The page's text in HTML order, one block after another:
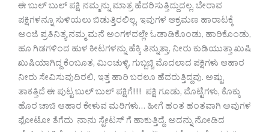
ಈ ಬುಲ್ ಬುಲ್ ಪಕ್ಷಿ ನಮ್ಮನ್ನು ಮಾತ್ರ ಹೆದರಿಸುತ್ತಿದ್ದುದಲ್ಲ, ಬೇರಾವ
ಪಕ್ಷಿಗಳನ್ನೂ ಸುಳಿಯಲು ಬಿಡುತ್ತಿರಲಿಲ್ಲ. ಇವುಗಳ ಆಕ್ರಮಣ ಹಾರಾಟಕ್ಕೆ
ಅಂಜಿ ಪ್ರತಿನಿತ್ಯ ನಮ್ಮ ಮನೆ ಅಂಗಳದಲ್ಲೇ ಓಡಾಡಿಕೊಂಡು, ಹಾರಿಕೊಂಡು,
ಹೂ ಗಿಡಗಳಿಂದ ಹುಳ ಕೀಟಗಳನ್ನು ಹೆಕ್ಕಿ ತಿನ್ನುತ್ತಾ, ನೀರು ಕುಡಿಯುತ್ತಾ ಖುಷಿ
ಖುಷಿಯಾಗಿದ್ದ ಕೆಂಬೂತ, ಮಿಂಚುಳ್ಳಿ, ಗುಬ್ಬಚ್ಚಿ ಮೊದಲಾದ ಪಕ್ಷಿಗಳು ಆಹಾರ
ನೀರು ಸೇವಿಸುವುದಿರಲಿ, ಇತ್ತ ಹಾರಿ ಬರಲೂ ಹೆದರುತ್ತಿದ್ದವು. ಅಷ್ಟು
ತಾಕತ್ತಿದೆ ಈ ಪುಟ್ಟ ಬುಲ್ ಬುಲ್ ಪಕ್ಷಿಗೆ!!! ಪಕ್ಷಿ ಗೂಡು, ಮೊಟ್ಟೆಗಳು, ಕೊಕ್ಕು
ಹೊರ ಚಾಚಿ ಆಹಾರ ಕೇಳುವ ಮರಿಗಳು… ಹೀಗೆ ಹಂತ ಹಂತವಾಗಿ ಅವುಗಳ
ಫೋಟೋ ತೆಗೆದು ನಾನು ಸ್ಟೇಟಸ್ ಗೆ ಹಾಕುತ್ತಿದ್ದೆ. ಅದನ್ನು ನೋಡಿದ